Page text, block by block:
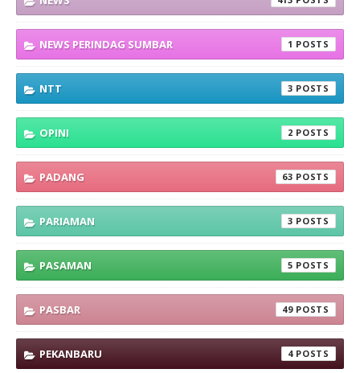
NEWS PERINDAG SUMBAR 1
NTT 3
OPINI 2
PADANG 63
PARIAMAN 3
PASAMAN 5
PASBAR 49
PEKANBARU 4